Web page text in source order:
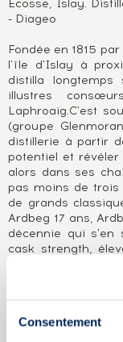
Consentement
Ecosse, Islay.
- Diageo
Fondée en 1815
l'île d'Islay à
distilla
illustres
Laphroaig.C'est
(groupe
distillerie à partir
potentiel et
alors dans ses
pas moins de trois
de grands
Ardbeg 17 ans,
décennie qui s'en
cask strength,
toutes plus belles
nouveau flacon
baume du tigre.